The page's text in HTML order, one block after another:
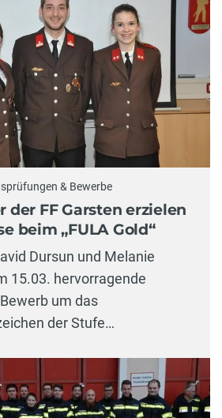
& Bewerbe
der FF Garsten erzielen
beim „FULA Gold“
Dursun und Melanie
15.03. hervorragende
um das
der Stufe…